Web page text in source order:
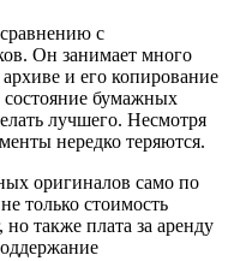
с
Он занимает много
и его копирование
бумажных
лучшего. Несмотря
нередко теряются.
оригиналов само по
только стоимость
также плата за аренду